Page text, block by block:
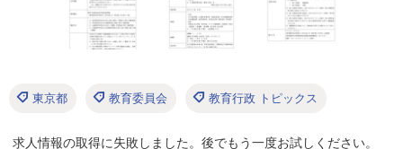
東京都 教育委員会 教育行政 トピックス
求人情報の取得に失敗しました。後でもう一度お試しください。